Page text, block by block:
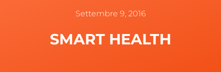
Settembre 9, 2016
SMART HEALTH